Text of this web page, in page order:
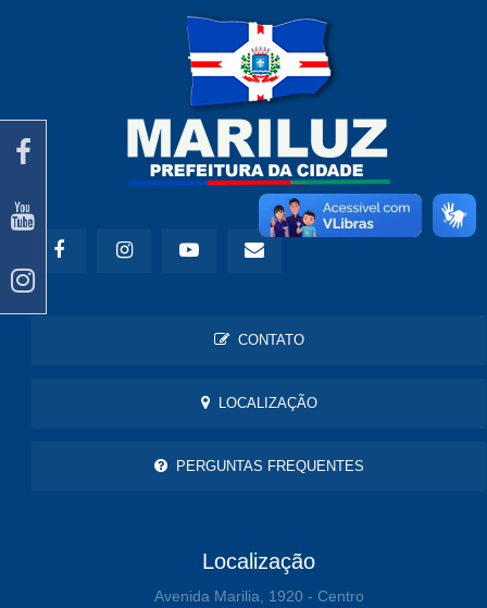
CONTATO
LOCALIZAÇÃO
PERGUNTAS FREQUENTES
Localização
Avenida Marilia, 1920 - Centro